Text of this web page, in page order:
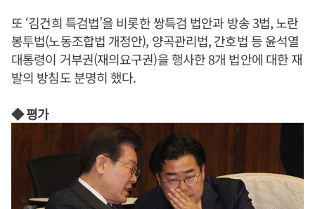
또 ‘김건희 특검법’을 비롯한 쌍특검 법안과 방송 3법, 노란
봉투법(노동조합법 개정안), 양곡관리법, 간호법 등 윤석열
대통령이 거부권(재의요구권)을 행사한 8개 법안에 대한 재
발의 방침도 분명히 했다.
◆ 평가